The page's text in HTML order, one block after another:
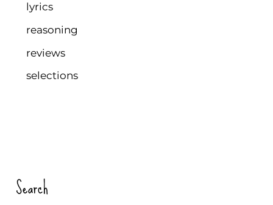
lyrics
reasoning
reviews
selections
Search